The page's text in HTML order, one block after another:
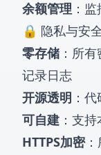
余额管理 ：
🔒 隐私与安
零存储 ：所
记录日志
开源透明 ：
可自建 ：支
HTTPS加密：